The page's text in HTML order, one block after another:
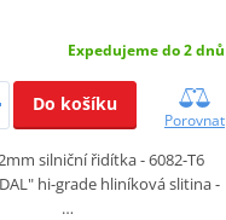
Expedujeme do 2 dnů
Do košíku
Porovnat
silniční řidítka - 6082-T6
hi-grade hliníková slitina -
…